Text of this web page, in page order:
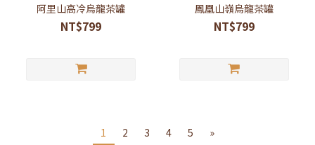
阿里山高冷烏龍茶罐
NT$799
鳳凰山嶺烏龍茶罐
NT$799
1 2 3 4 5 »